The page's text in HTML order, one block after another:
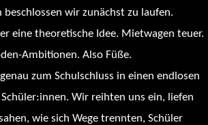
beschlossen wir zunächst zu laufen.
eine theoretische Idee. Mietwagen teuer.
Ambitionen. Also Füße.
zum Schulschluss in einen endlosen
Wir reihten uns ein, liefen
wie sich Wege trennten, Schüler